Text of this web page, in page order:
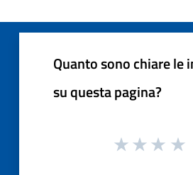
Quanto sono chiare le
su questa pagina?